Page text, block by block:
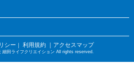
シー ｜ 利用規約 ｜アクセスマップ
田ライフクリエイション All rights reserved.